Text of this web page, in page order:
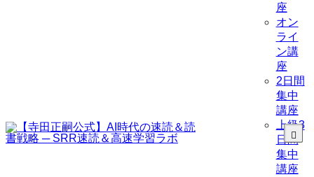
座
オン
ライ
ン講
座
2日間
集中
講座
上級3
日間
集中
講座